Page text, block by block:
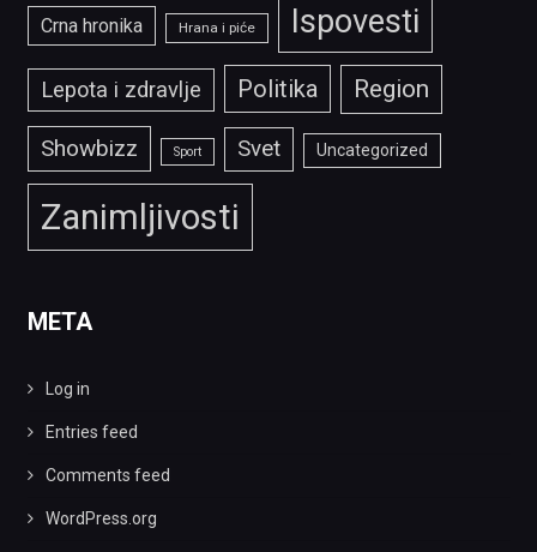
Crna hronika Hrana i piće Ispovesti
Lepota i zdravlje Politika Region
Showbizz Sport Svet Uncategorized
Zanimljivosti
META
Log in
Entries feed
Comments feed
WordPress.org